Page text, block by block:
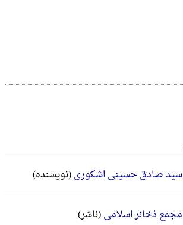
سید صادق حسینی اشکوری(نویسنده)
مجمع ذخائر اسلامی(ناشر)